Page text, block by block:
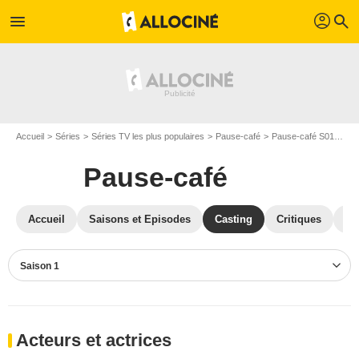
menu profil search
Accueil Séries Séries TV les plus populaires Pause-café Pause-café S01
Pause-café
Accueil Saisons et Episodes Casting Critiques
Saison 1
Acteurs et actrices